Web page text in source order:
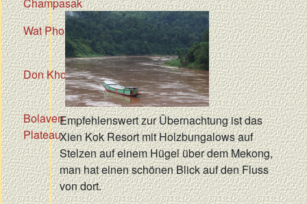
Wat Phou
Don Khong
Bolaven
Plateau
Empfehlenswert zur Übernachtung ist das
Xien Kok Resort mit Holzbungalows auf
Stelzen auf einem Hügel über dem Mekong,
man hat einen schönen Blick auf den Fluss
von dort.